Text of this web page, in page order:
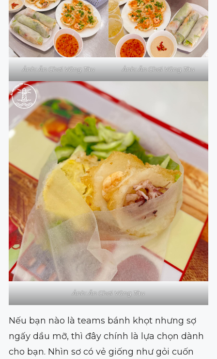
Ảnh: Ăn Chơi Vũng Tàu Ảnh: Ăn Chơi Vũng Tàu
Ảnh: Ăn Chơi Vũng Tàu
Nếu bạn nào là teams bánh khọt nhưng sợ
ngấy dầu mỡ, thì đây chính là lựa chọn dành
cho bạn. Nhìn sơ có vẻ giống như gỏi cuốn